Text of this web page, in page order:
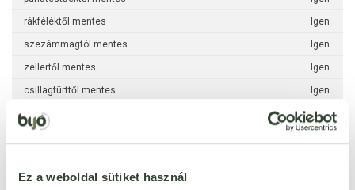
Ez a weboldal sütiket használ
rákféléktől mentes Igen
szezámmagtól mentes Igen
zellertől mentes Igen
csillagfürttől mentes Igen
méztől mentes Igen
per 100 g